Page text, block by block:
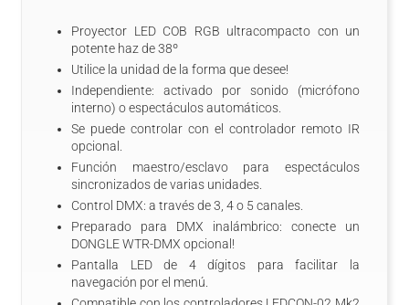
Proyector LED COB RGB ultracompacto con un
potente haz de 38º
Utilice la unidad de la forma que desee!
Independiente: activado por sonido (micrófono
interno) o espectáculos automáticos.
Se puede controlar con el controlador remoto IR
opcional.
Función maestro/esclavo para espectáculos
sincronizados de varias unidades.
Control DMX: a través de 3, 4 o 5 canales.
Preparado para DMX inalámbrico: conecte un
DONGLE WTR-DMX opcional!
Pantalla LED de 4 dí­gitos para facilitar la
navegación por el menú.